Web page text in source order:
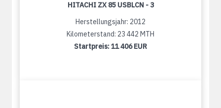
HITACHI ZX 85 USBLCN - 3
Herstellungsjahr: 2012
Kilometerstand: 23 442 MTH
Startpreis:11 406 EUR